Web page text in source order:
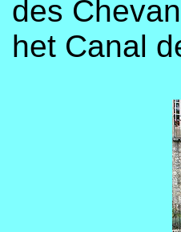
des
het Canal